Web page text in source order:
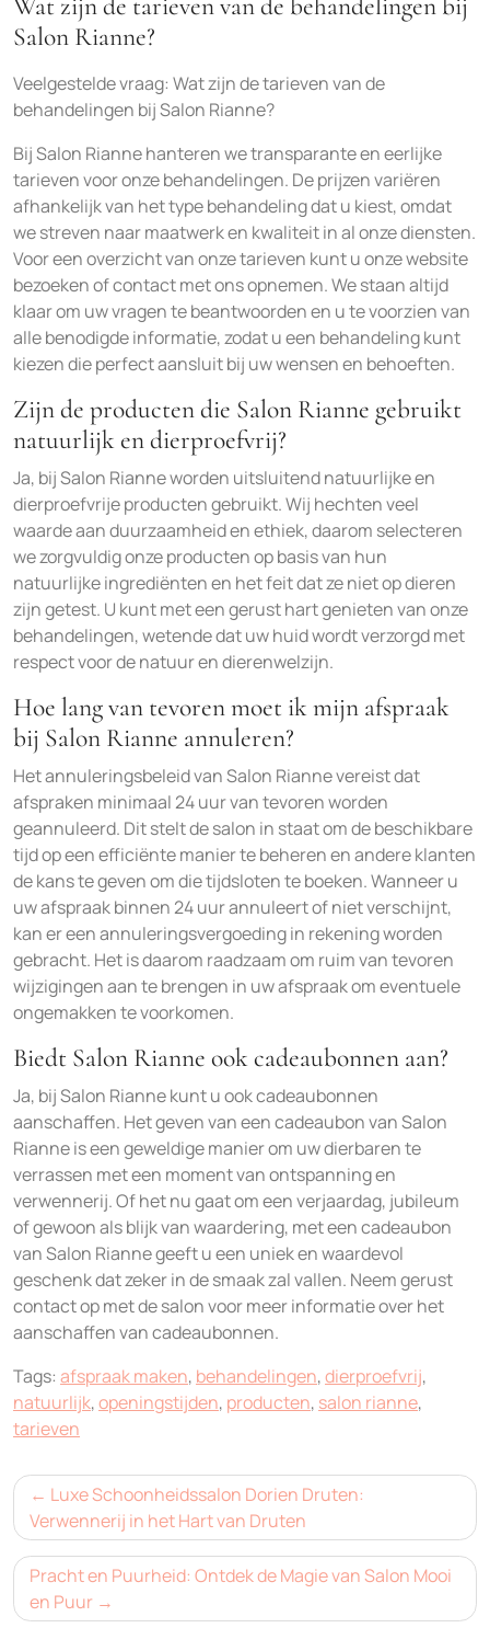
Salon Rianne?
Veelgestelde vraag: Wat zijn de tarieven van de
behandelingen bij Salon Rianne?
Bij Salon Rianne hanteren we transparante en eerlijke
tarieven voor onze behandelingen. De prijzen variëren
afhankelijk van het type behandeling dat u kiest, omdat
we streven naar maatwerk en kwaliteit in al onze diensten.
Voor een overzicht van onze tarieven kunt u onze website
bezoeken of contact met ons opnemen. We staan altijd
klaar om uw vragen te beantwoorden en u te voorzien van
alle benodigde informatie, zodat u een behandeling kunt
kiezen die perfect aansluit bij uw wensen en behoeften.
Zijn de producten die Salon Rianne gebruikt
natuurlijk en dierproefvrij?
Ja, bij Salon Rianne worden uitsluitend natuurlijke en
dierproefvrije producten gebruikt. Wij hechten veel
waarde aan duurzaamheid en ethiek, daarom selecteren
we zorgvuldig onze producten op basis van hun
natuurlijke ingrediënten en het feit dat ze niet op dieren
zijn getest. U kunt met een gerust hart genieten van onze
behandelingen, wetende dat uw huid wordt verzorgd met
respect voor de natuur en dierenwelzijn.
Hoe lang van tevoren moet ik mijn afspraak
bij Salon Rianne annuleren?
Het annuleringsbeleid van Salon Rianne vereist dat
afspraken minimaal 24 uur van tevoren worden
geannuleerd. Dit stelt de salon in staat om de beschikbare
tijd op een efficiënte manier te beheren en andere klanten
de kans te geven om die tijdsloten te boeken. Wanneer u
uw afspraak binnen 24 uur annuleert of niet verschijnt,
kan er een annuleringsvergoeding in rekening worden
gebracht. Het is daarom raadzaam om ruim van tevoren
wijzigingen aan te brengen in uw afspraak om eventuele
ongemakken te voorkomen.
Biedt Salon Rianne ook cadeaubonnen aan?
Ja, bij Salon Rianne kunt u ook cadeaubonnen
aanschaffen. Het geven van een cadeaubon van Salon
Rianne is een geweldige manier om uw dierbaren te
verrassen met een moment van ontspanning en
verwennerij. Of het nu gaat om een verjaardag, jubileum
of gewoon als blijk van waardering, met een cadeaubon
van Salon Rianne geeft u een uniek en waardevol
geschenk dat zeker in de smaak zal vallen. Neem gerust
contact op met de salon voor meer informatie over het
aanschaffen van cadeaubonnen.
Tags: afspraak maken, behandelingen,dierproefvrij,
natuurlijk,openingstijden, producten, salon rianne,
tarieven
Bericht
navigatie
Luxe Schoonheidssalon Dorien Druten:
Verwennerij in het Hart van Druten
Pracht en Puurheid: Ontdek de Magie van Salon Mooi
en Puur